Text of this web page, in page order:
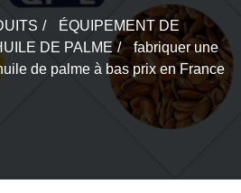
ÉQUIPEMENT DE
DE PALME
fabriquer une
de palme à bas prix en France